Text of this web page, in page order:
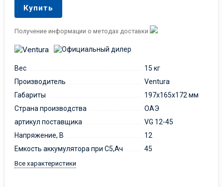
Купить
Получение информации о методах доставки
Вес
15 кг
Производитель
Ventura
Габариты
197х165х172 мм
Страна производства
ОАЭ
артикул поставщика
VG 12-45
Напряжение, В
12
Емкость аккумулятора при С5,Ач
45
Все характеристики